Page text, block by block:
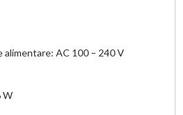
alimentare: AC 100 – 240 V
W